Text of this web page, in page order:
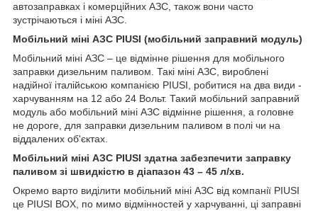
автозаправках і комерційних АЗС, також вони часто
зустрічаються і міні АЗС.
Мобільний міні АЗС PIUSI (мобільний заправний модуль)
Мобільний міні АЗС – це відмінне рішення для мобільного
заправки дизельним паливом. Такі міні АЗС, вироблені
надійної італійською компанією PIUSI, робитися на два види -
харчуванням на 12 або 24 Вольт. Такий мобільний заправний
модуль або мобільний міні АЗС відмінне рішення, а головне
не дороге, для заправки дизельним паливом в полі чи на
віддалених об'єктах.
Мобільний міні АЗС PIUSI здатна забезпечити заправку
паливом зі швидкістю в діапазон 43 – 45 л/хв.
Окремо варто виділити мобільний міні АЗС від компанії PIUSI
це PIUSI BOX, по мимо відмінностей у харчуванні, ці заправні